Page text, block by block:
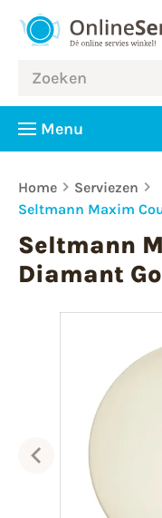
Menu
Home
Serviezen
Seltmann Maxim
Seltmann
Diamant